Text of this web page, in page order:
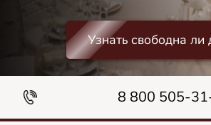
Узнать свободна ли
8 800 505-